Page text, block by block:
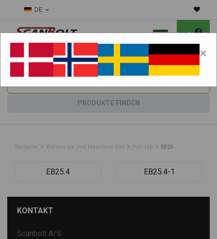
DE
0
Benötigen Sie Hilfe bei Verschleißteilen?Maschine wählen:
PRODUKTE FINDEN
Startseite » Wählen sie ihre Maschine hier » Pel-Job » EB25
EB25.4 EB25.4-1
KONTAKT
Scanbolt A/S
×